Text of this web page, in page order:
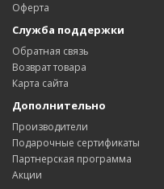
Оферта
Служба поддержки
Обратная связь
Возврат товара
Карта сайта
Дополнительно
Производители
Подарочные сертификаты
Партнерская программа
Акции